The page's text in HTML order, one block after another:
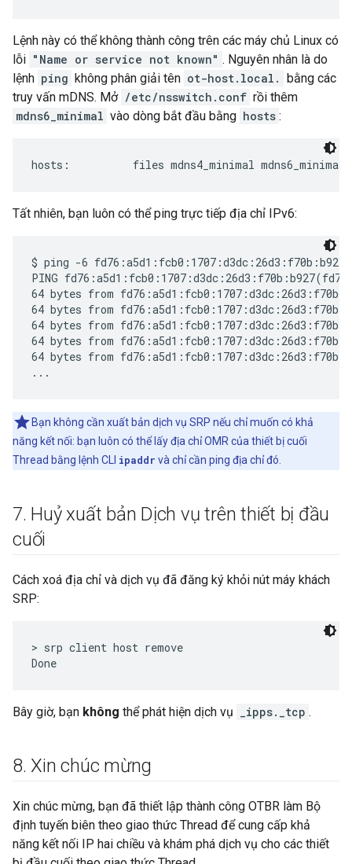
Lệnh này có thể không thành công trên các máy chủ Linux có
lỗi "Name or service not known" . Nguyên nhân là do
lệnh ping không phân giải tên ot-host.local.
bằng các
truy vấn mDNS. Mở /etc/nsswitch.conf rồi thêm
mdns6_minimal vào dòng bắt đầu bằng hosts :
Tất nhiên, bạn luôn có thể ping trực tiếp địa chỉ IPv6:
$ ping -6 fd76:a5d1:fcb0:1707:d3dc:26d3:f70b:b927
PING
64 bytes from
64 bytes from
64 bytes from
64 bytes from
64 bytes from
Bạn không cần xuất bản dịch vụ SRP nếu chỉ muốn có khả
năng kết nối: bạn luôn có thể lấy địa chỉ OMR của thiết bị cuối
Thread bằng lệnh CLI ipaddr và chỉ cần ping địa chỉ đó.
7. Huỷ xuất bản Dịch vụ trên thiết bị đầu
cuối
Cách xoá địa chỉ và dịch vụ đã đăng ký khỏi nút máy khách
SRP:
> srp client host remove
Bây giờ, bạn không thể phát hiện dịch vụ _ipps._tcp .
8. Xin chúc mừng
Xin chúc mừng, bạn đã thiết lập thành công OTBR làm Bộ
định tuyến biên theo giao thức Thread để cung cấp khả
năng kết nối IP hai chiều và khám phá dịch vụ cho các thiết